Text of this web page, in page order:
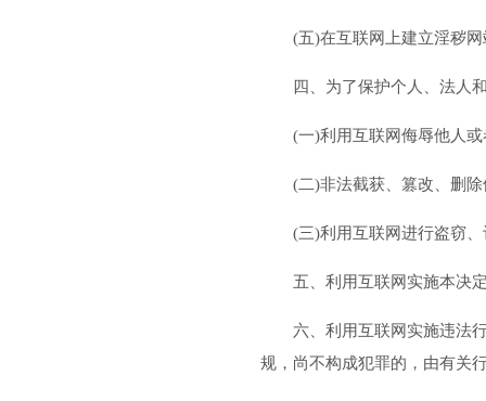
(五)在互联网上建立淫秽
四、为了保护个人、法人
(一)利用互联网侮辱他人
(二)非法截获、篡改、删
(三)利用互联网进行盗窃
五、利用互联网实施本决
六、利用互联网实施违法
规，尚不构成犯罪的，由有关